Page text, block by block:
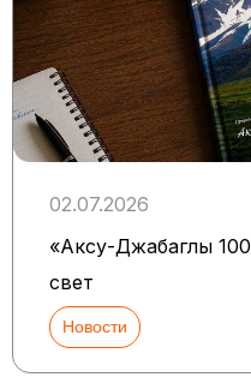
02.07.2026
«Аксу-Джабаглы
свет
Новости